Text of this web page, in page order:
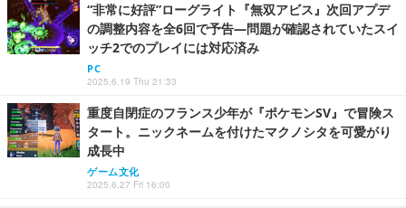
“非常に好評”ローグライト『無双アビス』次回アプデ
の調整内容を全6回で予告―問題が確認されていたスイ
ッチ2でのプレイには対応済み
PC
2025.6.19 Thu 21:33
重度自閉症のフランス少年が『ポケモンSV』で冒険ス
タート。ニックネームを付けたマクノシタを可愛がり
成長中
ゲーム文化
2025.6.27 Fri 16:00